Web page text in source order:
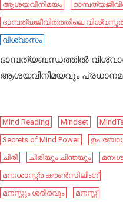
ആശയവിനിമയം
ദാമ്പത്യജീവിതത്തിലെ
വിശ്വാസം
ദാമ്പത്യബന്ധത്തിൽ
ആശയവിനിമയവും
Mind Reading Mindset
Secrets of Mind Power
ചിരി
ചിരിയും ചിന്തയും
മനഃശാസ്ത്ര കൗൺസിലിംഗ്
മനസ്സും ശരീരവും
മനസ്സ്